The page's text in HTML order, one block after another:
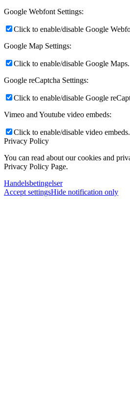
Google Webfont Settings:
Click to enable/disable Google
Google Map Settings:
Click to enable/disable Google Maps.
Google reCaptcha Settings:
Click to enable/disable Google
Vimeo and Youtube video embeds:
Click to enable/disable video embeds.
Privacy Policy
You can read about our cookies and
Privacy Policy Page.
Handelsbetingelser
Accept settingsHide notification only